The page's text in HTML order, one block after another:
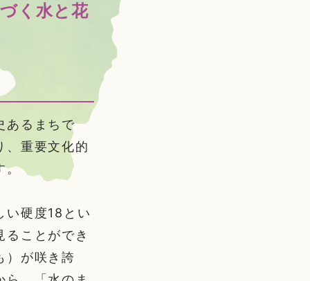
く水と花
あるまちで
、重要文化的
。
い硬度18とい
ことができ
）が咲き誇